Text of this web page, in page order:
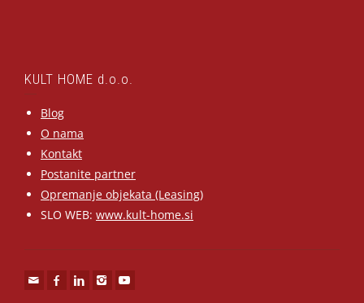
KULT HOME d.o.o.
Blog
O nama
Kontakt
Postanite partner
Opremanje objekata (Leasing)
SLO WEB: www.kult-home.si